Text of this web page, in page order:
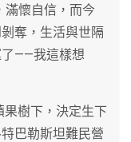
滿懷自信，而今
奪，生活與世隔
了——我這樣想
樹下，決定生下
巴勒斯坦難民營